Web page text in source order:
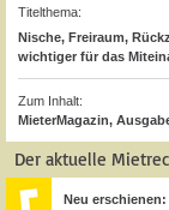
Titelthema:
Nische, Freiraum,
wichtiger für das
Zum Inhalt:
MieterMagazin,
Der aktuelle
Neu erschienen: